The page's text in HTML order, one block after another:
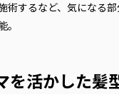
術するなど、気になる
。
を活かした髪